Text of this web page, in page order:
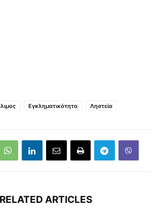
Εγκληματικότητα Ληστεία
RELATED ARTICLES